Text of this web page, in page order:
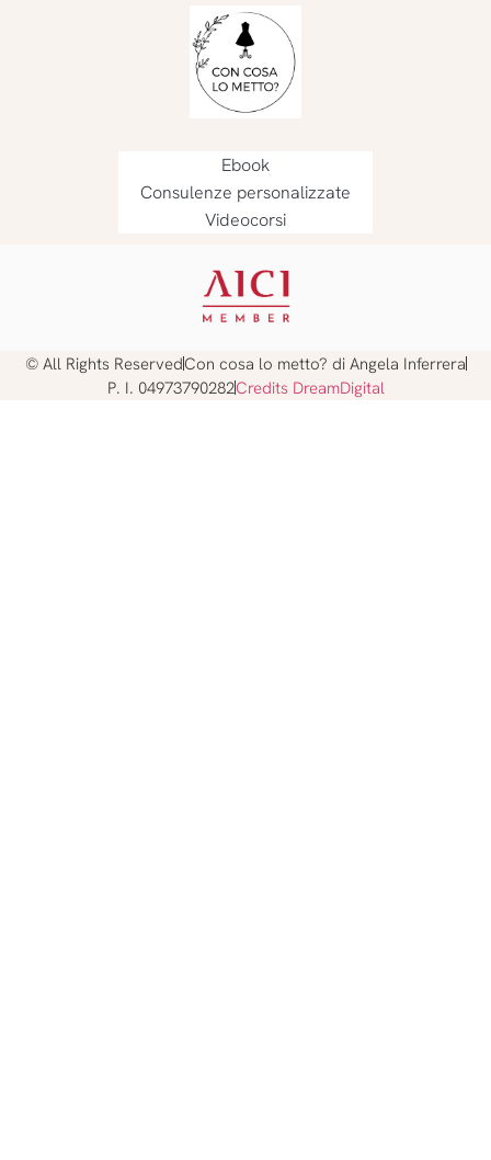
Ebook
Consulenze personalizzate
Videocorsi
© All Rights ReservedCon cosa lo metto? di Angela Inferrera
P. I. 04973790282Credits DreamDigital